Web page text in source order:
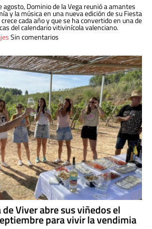
agosto, Dominio de la Vega reunió a amantes
y la música en una nueva edición de su Fiesta
cada año y que se ha convertido en una de
del calendario vitivinícola valenciano.
Sin comentarios
Viver abre sus viñedos el
para vivir la vendimia